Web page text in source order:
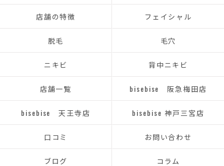
店舗の特徴 フェイシャル
脱毛 毛穴
ニキビ 背中ニキビ
店舗一覧 bisebise 阪急梅田店
bisebise 天王寺店 bisebise 神戸三宮店
口コミ お問い合わせ
ブログ コラム